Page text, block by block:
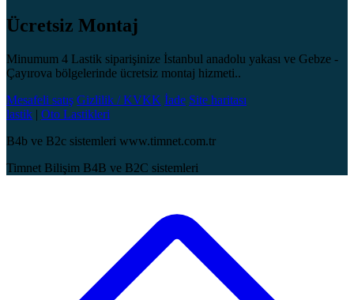
Ücretsiz Montaj
Minumum 4 Lastik siparişinize İstanbul anadolu yakası ve Gebze -
Çayırova bölgelerinde ücretsiz montaj hizmeti..
Mesafeli satış Gizlilik / KVKK İade Site haritası
lastik | Oto Lastikleri
B4b ve B2c sistemleri www.timnet.com.tr
Timnet Bilişim B4B ve B2C sistemleri